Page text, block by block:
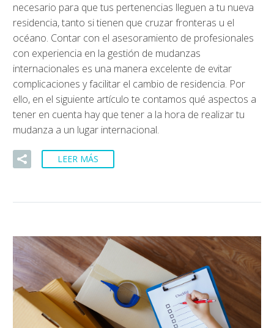
necesario para que tus pertenencias lleguen a tu nueva
residencia, tanto si tienen que cruzar fronteras u el
océano. Contar con el asesoramiento de profesionales
con experiencia en la gestión de mudanzas
internacionales es una manera excelente de evitar
complicaciones y facilitar el cambio de residencia. Por
ello, en el siguiente artículo te contamos qué aspectos a
tener en cuenta hay que tener a la hora de realizar tu
mudanza a un lugar internacional.
LEER MÁS